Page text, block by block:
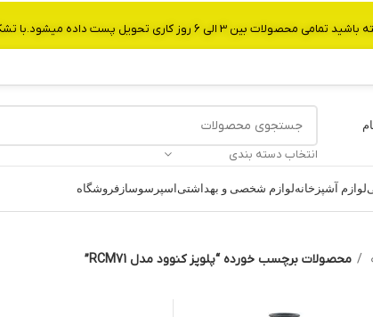
انتخاب دسته بندی
لوازم آشپزخانهلوازم شخصی و بهداشتی اسپرسوساز فروشگاه
محصولات برچسب خورده “پلوپز کنوود مدل RCM71”
6 روز کاری تحویل پست داده میشود.با تشکر از صبر و شکیبایی شما.شماره تماس:09907750029